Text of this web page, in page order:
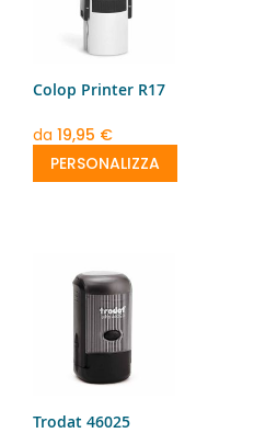
Colop Printer R17
da 19,95 €
PERSONALIZZA
Trodat 46025